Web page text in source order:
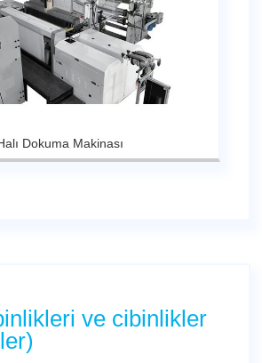
Dokuma Makinası
ve cibinlikler